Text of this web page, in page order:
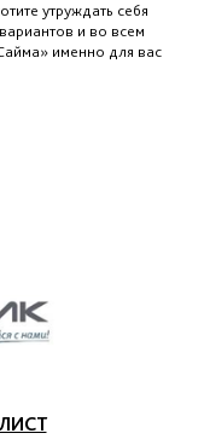
утруждать себя
и во всем
именно для вас